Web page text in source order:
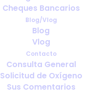
Cheques Bancarios
Blog/Vlog
Blog
Vlog
Contacto
Consulta General
Solicitud de Oxígeno
Sus Comentarios